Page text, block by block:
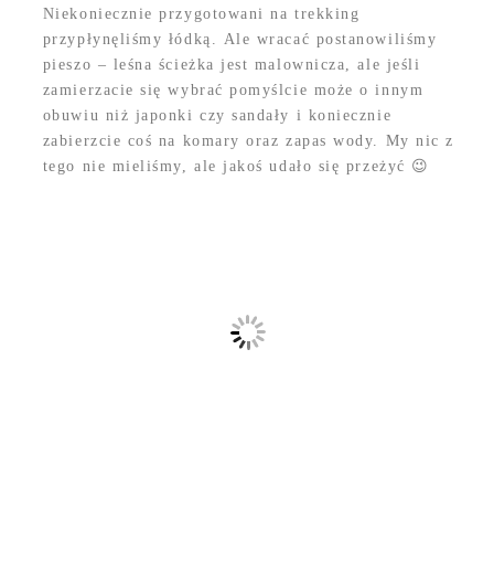
Niekoniecznie przygotowani na trekking
przypłynęliśmy łódką. Ale wracać postanowiliśmy
pieszo – leśna ścieżka jest malownicza, ale jeśli
zamierzacie się wybrać pomyślcie może o innym
obuwiu niż japonki czy sandały i koniecznie
zabierzcie coś na komary oraz zapas wody. My nic z
tego nie mieliśmy, ale jakoś udało się przeżyć 😉